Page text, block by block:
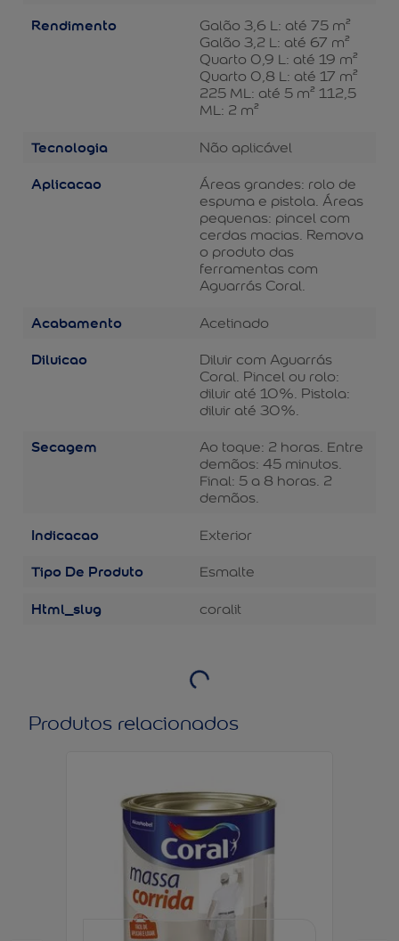
Rendimento
Galão 3,6 L: até 75 m²
Galão 3,2 L: até 67 m²
Quarto 0,9 L: até 19 m²
Quarto 0,8 L: até 17 m²
225 ML: até 5 m² 112,5
ML: 2 m²
Tecnologia Não aplicável
Aplicacao
Áreas grandes: rolo de
espuma e pistola. Áreas
pequenas: pincel com
cerdas macias. Remova
o produto das
ferramentas com
Aguarrás Coral.
Acabamento Acetinado
Diluicao
Diluir com Aguarrás
Coral. Pincel ou rolo:
diluir até 10%. Pistola:
diluir até 30%.
Secagem
Ao toque: 2 horas. Entre
demãos: 45 minutos.
Final: 5 a 8 horas. 2
demãos.
Indicacao Exterior
Tipo De Produto Esmalte
Html_slug coralit
Produtos relacionados